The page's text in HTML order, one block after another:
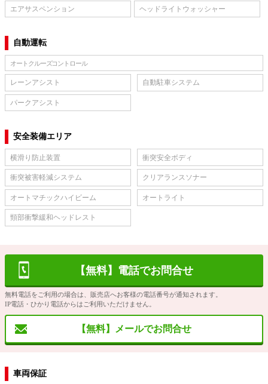
エアサスペンション ヘッドライトウォッシャー
自動運転
オートクルーズコントロール
レーンアシスト 自動駐車システム
パークアシスト
安全装備エリア
横滑り防止装置 衝突安全ボディ
衝突被害軽減システム クリアランスソナー
オートマチックハイビーム オートライト
頸部衝撃緩和ヘッドレスト
【無料】電話でお問合せ
無料電話をご利用の場合は、販売店へお客様の電話番号が通知されます。
IP電話・ひかり電話からはご利用いただけません。
【無料】メールでお問合せ
車両保証